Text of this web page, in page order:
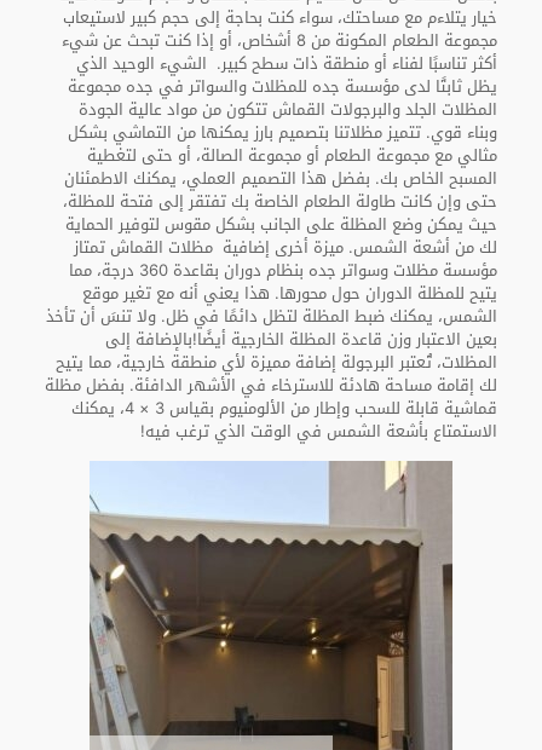
خيار يتلاءم مع مساحتك، سواء كنت بحاجة إلى حجم كبير لاستيعاب
مجموعة الطعام المكونة من 8 أشخاص، أو إذا كنت تبحث عن شيء
أكثر تناسبًا لفناء أو منطقة ذات سطح كبير. الشيء الوحيد الذي
يظل ثابتًا لدى مؤسسة جده للمظلات والسواتر في جده مجموعة
المظلات الجلد والبرجولات القماش تتكون من مواد عالية الجودة
وبناء قوي. تتميز مظلاتنا بتصميم بارز يمكنها من التماشي بشكل
مثالي مع مجموعة الطعام أو مجموعة الصالة، أو حتى لتغطية
المسبح الخاص بك. بفضل هذا التصميم العملي، يمكنك الاطمئنان
حتى وإن كانت طاولة الطعام الخاصة بك تفتقر إلى فتحة للمظلة،
حيث يمكن وضع المظلة على الجانب بشكل مقوس لتوفير الحماية
لك من أشعة الشمس. ميزة أخرى إضافية مظلات القماش تمتاز
مؤسسة مظلات وسواتر جده بنظام دوران بقاعدة 360 درجة، مما
يتيح للمظلة الدوران حول محورها. هذا يعني أنه مع تغير موقع
الشمس، يمكنك ضبط المظلة لتظل دائمًا في ظل. ولا تنسَ أن تأخذ
بعين الاعتبار وزن قاعدة المظلة الخارجية أيضًا!بالإضافة إلى
المظلات، تُعتبر البرجولة إضافة مميزة لأي منطقة خارجية، مما يتيح
لك إقامة مساحة هادئة للاسترخاء في الأشهر الدافئة. بفضل مظلة
قماشية قابلة للسحب وإطار من الألومنيوم بقياس 3 × 4، يمكنك
الاستمتاع بأشعة الشمس في الوقت الذي ترغب فيه!